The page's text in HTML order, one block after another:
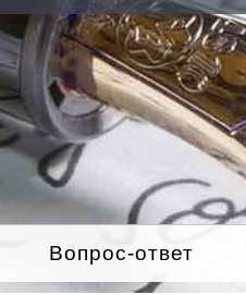
Вопрос-ответ